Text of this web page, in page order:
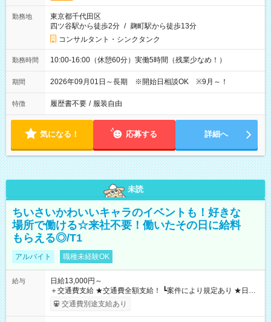
勤務地
東京都千代田区
四ツ谷駅から徒歩2分 / 麹町駅から徒歩13分
コンサルタント・シンクタンク
勤務時間 10:00-16:00（休憩60分）実働5時間（残業少なめ！）
期間 2026年09月01日～長期 ※開始日相談OK ※9月～！
特徴 履歴書不要 / 服装自由
気になる！ 応募する 詳細へ
未読
ちいさいかわいいキャラのイベントも！好きな
場所で働ける☆来社不要！働いたその日に給料
もらえる◎/T1
アルバイト 職種未経験OK
給与
日給13,000円～
＋交通費支給 ★交通費全額支給！ ┗案件により規定あり ★日払
いOK！（規定あり） ┗働いたその日に現金GET♪ お仕事後はコ
ンビニATMから 日払い分を引き落とせます！ 【試用期間】試
交通費別途支給あり